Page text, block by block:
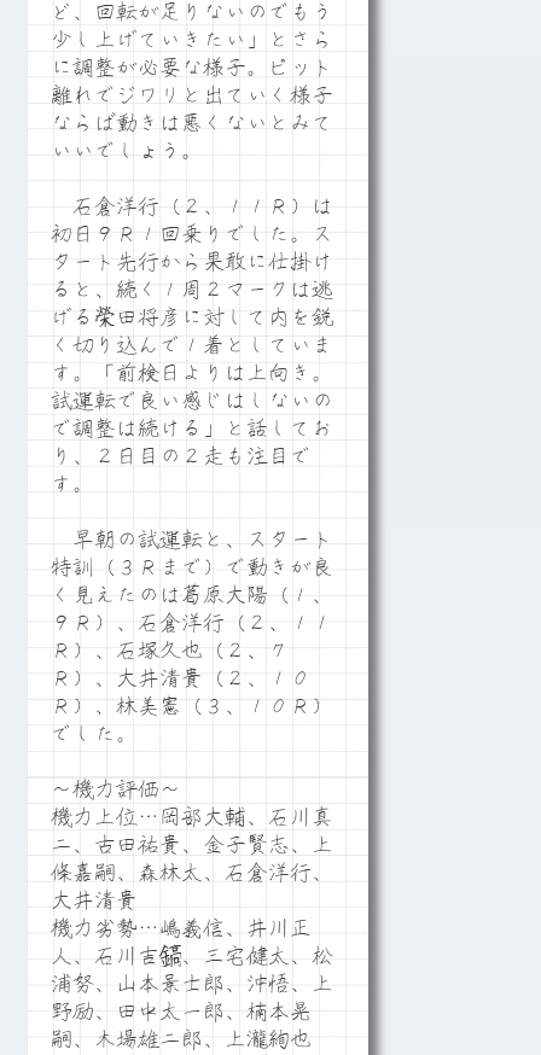
ど、回転が足りないのでもう
少し上げていきたい」とさら
に調整が必要な様子。ピット
離れでジワリと出ていく様子
ならば動きは悪くないとみて
いいでしょう。
石倉洋行（２、１１Ｒ）は
初日９Ｒ１回乗りでした。ス
タート先行から果敢に仕掛け
ると、続く１周２マークは逃
げる榮田将彦に対して内を鋭
く切り込んで１着としていま
す。「前検日よりは上向き。
試運転で良い感じはしないの
で調整は続ける」と話してお
り、２日目の２走も注目で
す。
早朝の試運転と、スタート
特訓（３Ｒまで）で動きが良
く見えたのは葛原大陽（１、
９Ｒ）、石倉洋行（２、１１
Ｒ）、石塚久也（２、７
Ｒ）、大井清貴（２、１０
Ｒ）、林美憲（３、１０Ｒ）
でした。
～機力評価～
機力上位…岡部大輔、石川真
二、古田祐貴、金子賢志、上
條嘉嗣、森林太、石倉洋行、
大井清貴
機力劣勢…嶋義信、井川正
人、石川吉鎬、三宅健太、松
浦努、山本景士郎、沖悟、上
野励、田中太一郎、楠本晃
嗣、木場雄二郎、上瀧絢也